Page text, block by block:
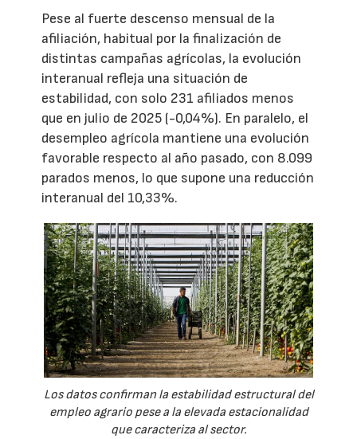
Pese al fuerte descenso mensual de la
afiliación, habitual por la finalización de
distintas campañas agrícolas, la evolución
interanual refleja una situación de
estabilidad, con solo 231 afiliados menos
que en julio de 2025 (-0,04%). En paralelo, el
desempleo agrícola mantiene una evolución
favorable respecto al año pasado, con 8.099
parados menos, lo que supone una reducción
interanual del 10,33%.
Los datos confirman la estabilidad estructural del
empleo agrario pese a la elevada estacionalidad
que caracteriza al sector.